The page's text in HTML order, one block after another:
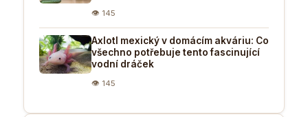
👁 145
Axlotl mexický v domácím akváriu: Co
všechno potřebuje tento fascinující
vodní dráček
👁 145